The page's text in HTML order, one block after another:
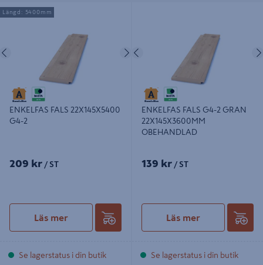
ENKELFAS FALS 22X145X5400 G4-2
Nästa
ENKELFAS FALS 22X145X5400
G4-2
209 kr / ST
Läs mer
Längd: 5400mm
Se lagerstatus i din butik
ENKELFAS FALS G4-2 GRAN
22X145X3600MM
OBEHANDLAD
139 kr / ST
Läs mer
Se lagerstatus i din butik